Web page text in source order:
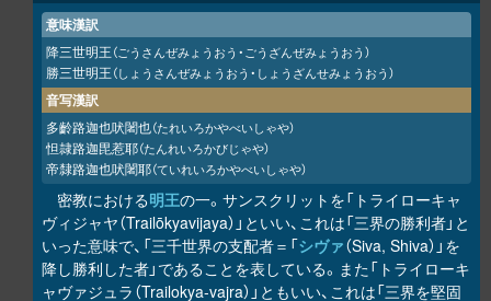
意味漢訳
降三世明王（ごうさんぜみょうおう・ごうざんぜみょうおう）
勝三世明王（しょうさんぜみょうおう・しょうざんせみょうおう）
音写漢訳
多齡路迦也吠闍也（たれいろかやべいしゃや）
怛隷路迦毘惹耶（たんれいろかびじゃや）
帝隸路迦也吠闍耶（ていれいろかやべいしゃや）
密教における明王の一。サンスクリットを「トライローキャ
ヴィジャヤ（Trailōkyavijaya）」といい、これは「三界の勝利者」と
いった意味で、「三千世界の支配者＝「シヴァ（Siva, Shiva）」を
降し勝利した者」であることを表している。また「トライローキ
ャヴァジュラ（Trailokya-vajra）」ともいい、これは「三界を堅固